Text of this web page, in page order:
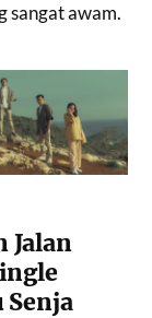
sangat awam.
Jalan
Senja